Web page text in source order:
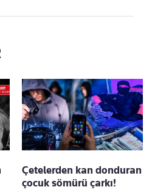
Çetelerden kan donduran
çocuk sömürü çarkı!